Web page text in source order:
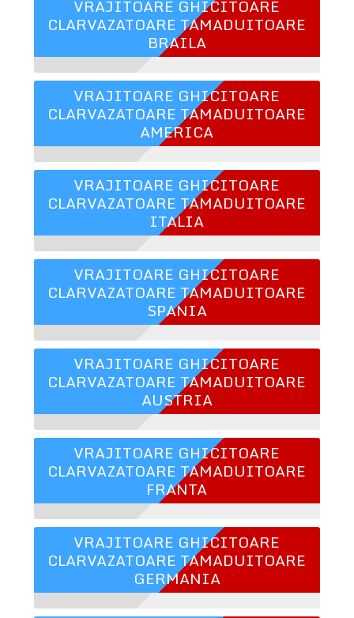
VRAJITOARE GHICITOARE
CLARVAZATOARE TAMADUITOARE
BRAILA
VRAJITOARE GHICITOARE
CLARVAZATOARE TAMADUITOARE
AMERICA
VRAJITOARE GHICITOARE
CLARVAZATOARE TAMADUITOARE
ITALIA
VRAJITOARE GHICITOARE
CLARVAZATOARE TAMADUITOARE
SPANIA
VRAJITOARE GHICITOARE
CLARVAZATOARE TAMADUITOARE
AUSTRIA
VRAJITOARE GHICITOARE
CLARVAZATOARE TAMADUITOARE
FRANTA
VRAJITOARE GHICITOARE
CLARVAZATOARE TAMADUITOARE
GERMANIA